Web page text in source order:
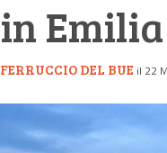
in Emilia
FERRUCCIO DEL BUE il 22